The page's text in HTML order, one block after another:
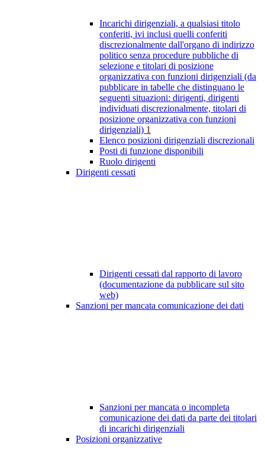
Incarichi dirigenziali, a qualsiasi titolo
conferiti, ivi inclusi quelli conferiti
discrezionalmente dall'organo di indirizzo
politico senza procedure pubbliche di
selezione e titolari di posizione
organizzativa con funzioni dirigenziali (da
pubblicare in tabelle che distinguano le
seguenti situazioni: dirigenti, dirigenti
individuati discrezionalmente, titolari di
posizione organizzativa con funzioni
dirigenziali) 1
Elenco posizioni dirigenziali discrezionali
Posti di funzione disponibili
Ruolo dirigenti
Dirigenti cessati
Dirigenti cessati dal rapporto di lavoro
(documentazione da pubblicare sul sito
web)
Sanzioni per mancata comunicazione dei dati
Sanzioni per mancata o incompleta
comunicazione dei dati da parte dei titolari
di incarichi dirigenziali
Posizioni organizzative